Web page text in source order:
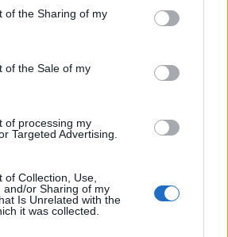
of the Sharing of my
of the Sale of my
of processing my
Targeted Advertising.
of Collection, Use,
and/or Sharing of my
Is Unrelated with the
it was collected.
los sonidos procedentes de
de pájaros existentes
delimitadas con muros de
un enorme valor
es la cigüeña
el río como zona de
puede ser observada a
captura sus presas en los